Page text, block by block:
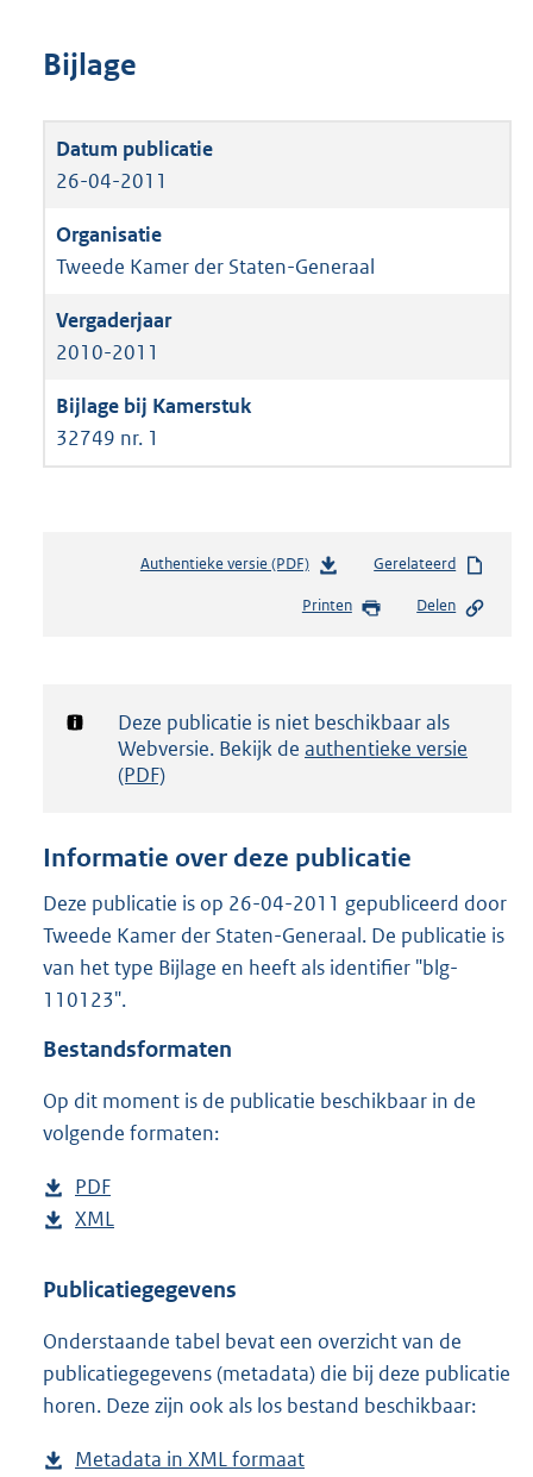
Bijlage
26-04-2011
Tweede Kamer der Staten-Generaal
2010-2011
32749 nr. 1
Authentieke versie (PDF)b
s
d
g
t
e
:
2
Gerelateerd
Printen Delen
Notificatie:
Deze publicatie is niet beschikbaar als
Webversie. Bekijk de authentieke versie
(PDF)
Informatie over deze publicatie
Deze publicatie is op 26-04-2011 gepubliceerd door
Tweede Kamer der Staten-Generaal. De publicatie is
van het type Bijlage en heeft als identifier "blg-
110123".
Bestandsformaten
Op dit moment is de publicatie beschikbaar in de
volgende formaten:
D
o
n
o
a
d
PDF
e
t
n
d
s
D
w
l
o
a
XML
s
a
n
d
Publicatiegegevens
Onderstaande tabel bevat een overzicht van de
publicatiegegevens (metadata) die bij deze publicatie
horen. Deze zijn ook als los bestand beschikbaar:
Metadata in XML formaat